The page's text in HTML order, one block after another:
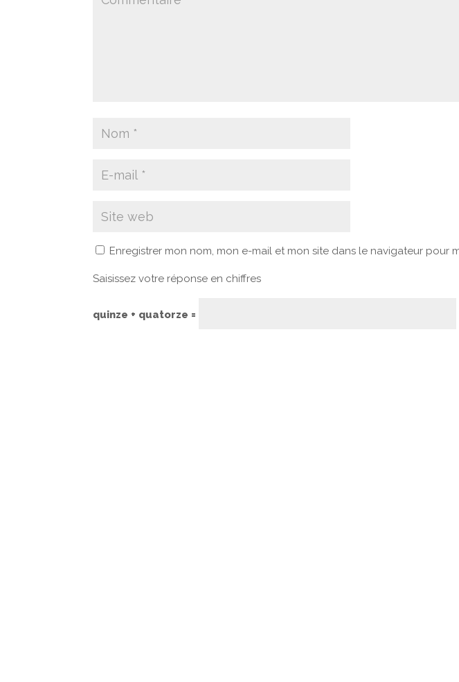
Enregistrer mon nom, mon e-mail et mon site dans le navigateur pour
Saisissez votre réponse en chiffres
quinze + quatorze =